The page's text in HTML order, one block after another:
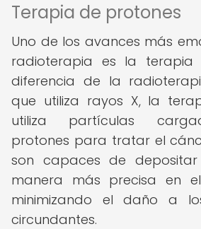
Terapia de protones
Uno de los avances más
radioterapia es la terapia
diferencia de la
que utiliza rayos X, la
utiliza partículas
protones para tratar el
son capaces de
manera más precisa en
minimizando el daño a
circundantes.